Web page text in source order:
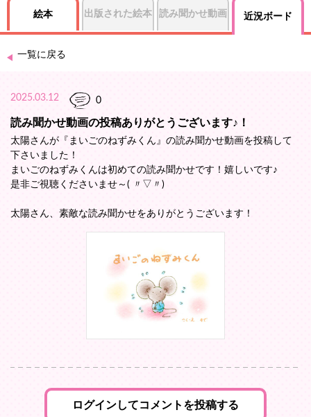
絵本 出版された絵本 読み聞かせ動画 近況ボード
一覧に戻る
2025.03.12 0
読み聞かせ動画の投稿ありがとうございます♪！
太陽さんが『まいごのねずみくん』の読み聞かせ動画を投稿して
下さいました！
まいごのねずみくんは初めての読み聞かせです！嬉しいです♪
是非ご視聴くださいませ～( 〃▽〃)
太陽さん、素敵な読み聞かせをありがとうございます！
ログインしてコメントを投稿する